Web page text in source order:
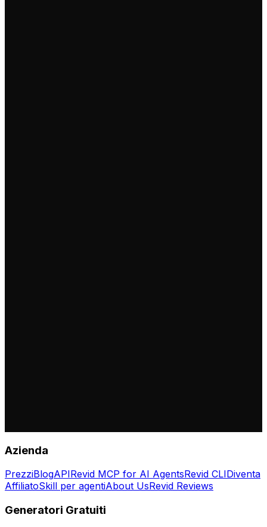
Azienda
PrezziBlogAPIRevid MCP for AI AgentsRevid CLIDiventa
AffiliatoSkill per agentiAbout UsRevid Reviews
Generatori Gratuiti